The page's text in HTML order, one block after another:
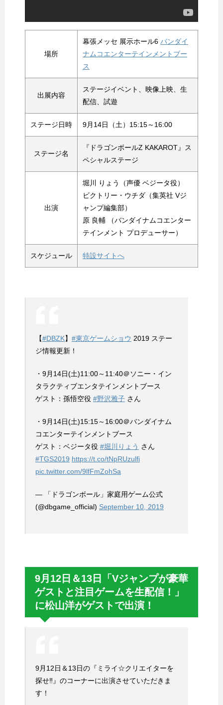
場所
幕張メッセ 展示ホール6 バンダイ
ナムコエンターテインメントブー
ス
出展内容
ステージイベント、映像上映、生
配信、試遊
ステージ日時 9月14日（土）15:15～16:00
ステージ名
『ドラゴンボールZ KAKAROT』ス
ペシャルステージ
出演
堀川 りょう（声優 ベジータ役）
ビクトリー・ウチダ（集英社 Vジ
ャンプ編集部）
原 良輔 （バンダイナムコエンター
テインメント プロデューサー）
スケジュール 特設サイトへ
【#DBZK】 #東京ゲームショウ 2019 ステー
ジ情報更新！
・9月14日(土)11:00～11:40＠ソニー・イン
タラクティブエンタテインメントブース
ゲスト：孫悟空役 #野沢雅子 さん
・9月14日(土)15:15～16:00＠バンダイナム
コエンターテインメントブース
ゲスト：ベジータ役 #堀川りょう さん
#TGS2019 https://t.co/tNpRUzulfi
pic.twitter.com/9lfFmZohSa
— 「ドラゴンボール」家庭用ゲーム公式
(@dbgame_official) September 10, 2019
9月12日＆13日「Vジャンプが豪華
ゲストと注目ゲームを生配信！」
に松山洋がゲストで出演！
9月12日＆13日の『ミライ☆クリエイターを
探せ‼︎』のコーナーに出演させていただきま
す！